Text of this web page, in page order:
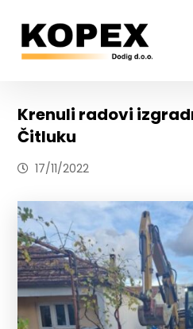
Krenuli radovi
Čitluku
17/11/2022